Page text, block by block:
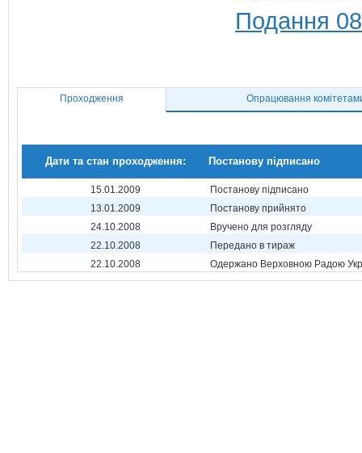
Подання
Проходження Опрацювання
Дати та стан проходження: Постанову підписано
15.01.2009
Постанову підписано
13.01.2009
Постанову прийнято
24.10.2008
Вручено для розгляду
22.10.2008
Передано в тираж
22.10.2008
Одержано Верховною Радою